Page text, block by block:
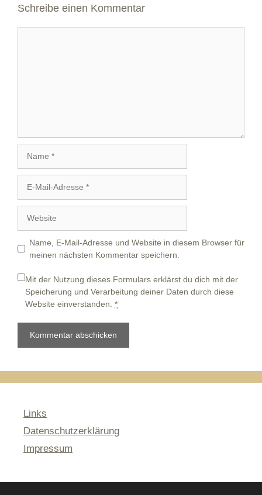
Schreibe einen Kommentar
Mail-
Adresse
Name, E-Mail-Adresse und Website in diesem Browser für
meinen nächsten Kommentar speichern.
Mit der Nutzung dieses Formulars erklärst du dich mit der
Speicherung und Verarbeitung deiner Daten durch diese
Website einverstanden. *
Links
Datenschutzerklärung
Impressum